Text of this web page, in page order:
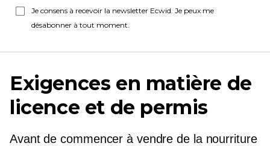
Je consens à recevoir la newsletter Ecwid. Je peux me
désabonner à tout moment.
Exigences en matière de
licence et de permis
Avant de commencer à vendre de la nourriture